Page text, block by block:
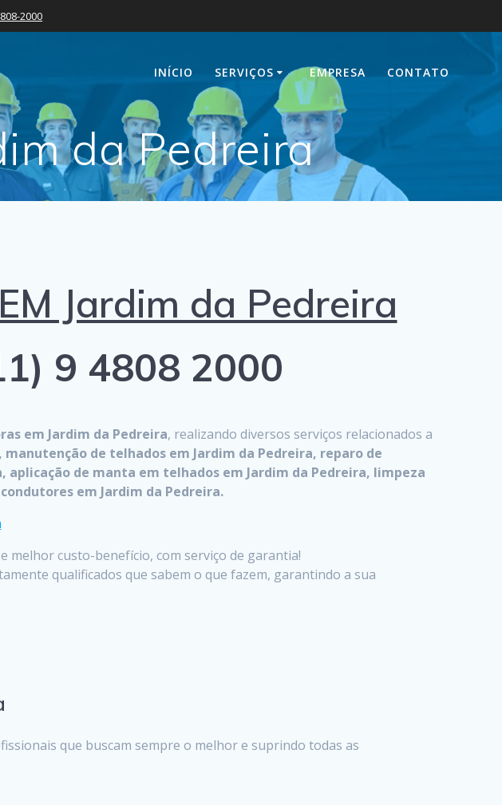
2000
INÍCIO SERVIÇOS EMPRESA CONTATO
da Pedreira
EM Jardim da Pedreira
9 4808 2000
em Jardim da Pedreira, realizando diversos serviços relacionados a
de telhados em Jardim da Pedreira, reparo de
de manta em telhados em Jardim da Pedreira, limpeza
em Jardim da Pedreira.
melhor custo-benefício, com serviço de garantia!
qualificados que sabem o que fazem, garantindo a sua
que buscam sempre o melhor e suprindo todas as